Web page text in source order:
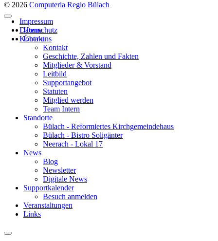
© 2026 Computeria Regio Bülach
Impressum
Datenschutz
Kontakt
Home
Über uns
Kontakt
Geschichte, Zahlen und Fakten
Mitglieder & Vorstand
Leitbild
Supportangebot
Statuten
Mitglied werden
Team Intern
Standorte
Bülach - Reformiertes Kirchgemeindehaus
Bülach - Bistro Soligänter
Neerach - Lokal 17
News
Blog
Newsletter
Digitale News
Supportkalender
Besuch anmelden
Veranstaltungen
Links